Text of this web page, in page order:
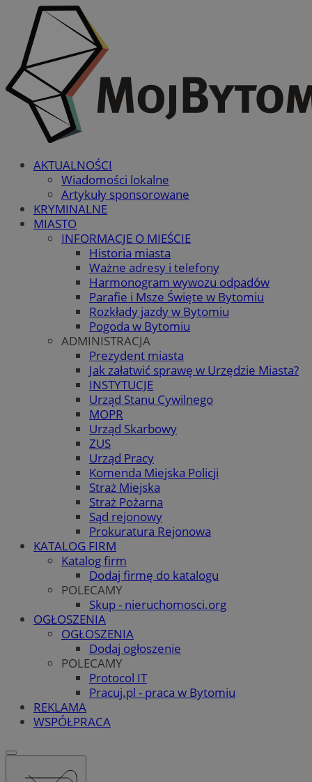
AKTUALNOŚCI
Wiadomości lokalne
Artykuły sponsorowane
KRYMINALNE
MIASTO
INFORMACJE O MIEŚCIE
Historia miasta
Ważne adresy i telefony
Harmonogram wywozu odpadów
Parafie i Msze Święte w Bytomiu
Rozkłady jazdy w Bytomiu
Pogoda w Bytomiu
ADMINISTRACJA
Prezydent miasta
Jak załatwić sprawę w Urzędzie Miasta?
INSTYTUCJE
Urząd Stanu Cywilnego
MOPR
Urząd Skarbowy
ZUS
Urząd Pracy
Komenda Miejska Policji
Straż Miejska
Straż Pożarna
Sąd rejonowy
Prokuratura Rejonowa
KATALOG FIRM
Katalog firm
Dodaj firmę do katalogu
POLECAMY
Skup - nieruchomosci.org
OGŁOSZENIA
OGŁOSZENIA
Dodaj ogłoszenie
POLECAMY
Protocol IT
Pracuj.pl - praca w Bytomiu
REKLAMA
WSPÓŁPRACA